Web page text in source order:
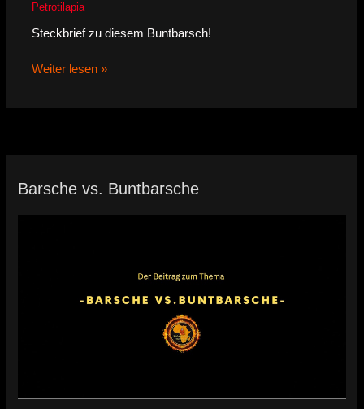
Petrotilapia
Steckbrief zu diesem Buntbarsch!
Weiter lesen »
Barsche vs. Buntbarsche